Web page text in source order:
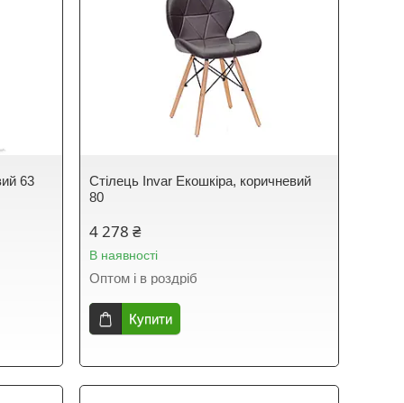
63
Стілець Invar Екошкіра, коричневий
80
4 278 ₴
В наявності
Оптом і в роздріб
Купити